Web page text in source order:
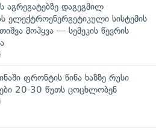
აგრეგატებზე დაგეგმილ
ელექტროენერგეტიკული სისტემის
მოჰყვა — სემეკის წევრის
ფრონტის წინა ხაზზე რუსი
20-30 წუთს ცოცხლობენ